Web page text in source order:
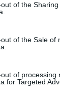
visit or usage
to Google
specified
of the
of the Sale of
of processing
for Targeted
για τον ΟΤΕ